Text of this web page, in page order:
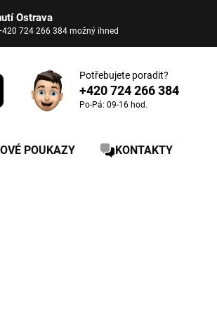
Ostrava
724 266 384 možný ihned
Potřebujete poradit?
+420 724 266 384
Po-Pá: 09-16 hod.
POUKAZY KONTAKTY